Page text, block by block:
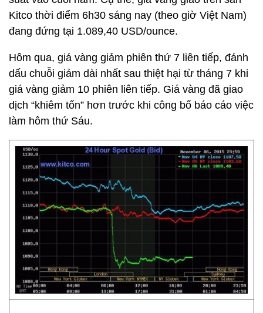
Kitco thời điểm 6h30 sáng nay (theo giờ Việt Nam)
đang đứng tại 1.089,40 USD/ounce.
Hôm qua, giá vàng giảm phiên thứ 7 liên tiếp, đánh
dấu chuỗi giảm dài nhất sau thiệt hại từ tháng 7 khi
giá vàng giảm 10 phiên liên tiếp. Giá vàng đã giao
dịch “khiêm tốn” hơn trước khi công bố báo cáo việc
làm hôm thứ Sáu.